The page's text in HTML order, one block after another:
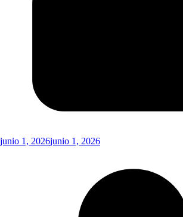
junio 1, 2026junio 1, 2026